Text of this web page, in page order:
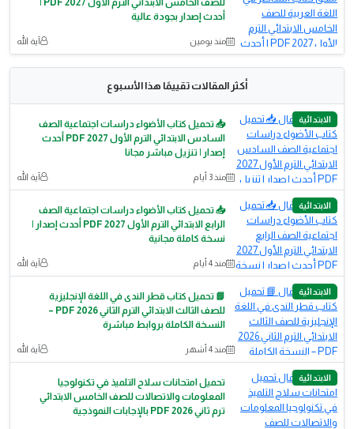
أحدث إصدار بجودة عالية
منذ يومين آية الله
أكثر المقالات تقييمًا هذا الأسبوع
الابتدائية
📥 تحميل كتاب الأضواء دراسات اجتماعية الصف
السادس الابتدائي الترم الأول 2027 PDF أحدث
إصدار | تنزيل مباشر مجانا
منذ 3 أيام آية الله
الابتدائية
📥 تحميل كتاب الأضواء دراسات اجتماعية الصف
الرابع الابتدائي الترم الأول 2027 PDF أحدث إصدار |
نسخة كاملة مجانية
منذ 4 أيام آية الله
الابتدائية
📘 تحميل كتاب قطر الندى في اللغة الإنجليزية
للصف الثالث الابتدائي الترم الثاني 2026 PDF –
النسخة الكاملة بروابط مباشرة
منذ 4 أشهر آية الله
الابتدائية
تحميل امتحانات سلاح التلميذ في تكنولوجيا
المعلومات والاتصالات للصف الخامس الابتدائي
ترم ثاني 2026 PDF بالإجابات النموذجية